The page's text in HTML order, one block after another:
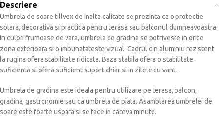
Descriere
Umbrela de soare tillvex de inalta calitate se prezinta ca o protectie
solara, decorativa si practica pentru terasa sau balconul dumneavoastra.
In culori frumoase de vara, umbrela de gradina se potriveste in orice
zona exterioara si o imbunatateste vizual. Cadrul din aluminiu rezistent
la rugina ofera stabilitate ridicata. Baza stabila ofera o stabilitate
suficienta si ofera suficient suport chiar si in zilele cu vant.
Umbrela de gradina este ideala pentru utilizare pe terasa, balcon,
gradina, gastronomie sau ca umbrela de piata. Asamblarea umbrelei de
soare este foarte usoara si se face in cateva minute.